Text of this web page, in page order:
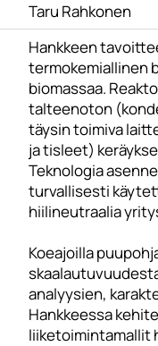
Taru Rahkonen
Hankkeen
termokemiallinen
biomassaa.
talteenoton
täysin toimiva
ja tisleet)
Teknologia
turvallisesti
hiilineutraalia
Koeajoilla
analyysien,
Hankkeessa
liiketoimintamallit